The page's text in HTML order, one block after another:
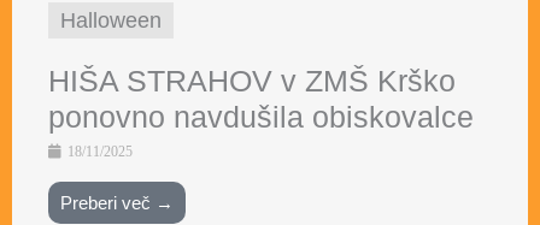
Halloween
HIŠA STRAHOV v ZMŠ Krško
ponovno navdušila obiskovalce
18/11/2025
Preberi več →